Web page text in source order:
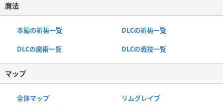
魔法
本編の祈祷一覧 DLCの祈祷一覧
DLCの魔術一覧 DLCの戦技一覧
マップ
全体マップ リムグレイブ